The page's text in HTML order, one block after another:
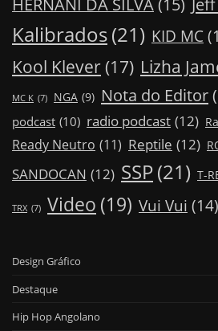
Kalibrados(21) KID MC
Kool Klever (17) Lizha
MC K (7) NGA (9) Nota do Editor
podcast (10) radio podcast (12)
Ready Neutro (11) Reptile (12)
SANDOCAN (12) SSP(21) T-
TRX (7) Video (19) Vui Vui (14)
Design Gráfico
Destaque
Hip Hop Angolano